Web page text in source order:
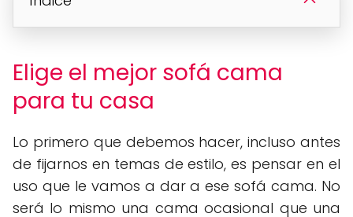
Elige el mejor sofá cama
para tu casa
Lo primero que debemos hacer, incluso antes
de fijarnos en temas de estilo, es pensar en el
uso que le vamos a dar a ese sofá cama. No
será lo mismo una cama ocasional que una